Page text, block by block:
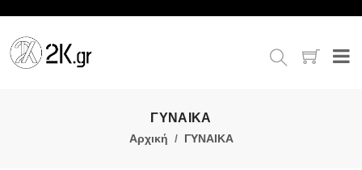
ΓΥΝΑΙΚΑ
Αρχική ΓΥΝΑΙΚΑ